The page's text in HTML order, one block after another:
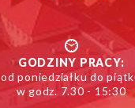
GODZINY PRACY:
od poniedziałku do
w godz. 7.30 - 15:30